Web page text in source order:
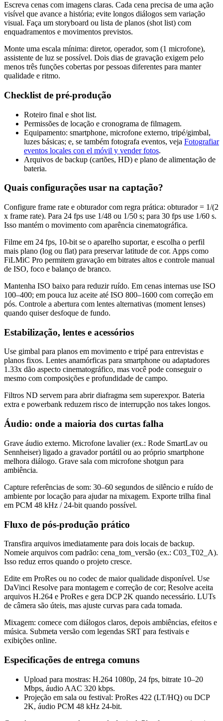
Escreva cenas com imagens claras. Cada cena precisa de uma ação
visível que avance a história; evite longos diálogos sem variação
visual. Faça um storyboard ou lista de planos (shot list) com
enquadramentos e movimentos previstos.
Monte uma escala mínima: diretor, operador, som (1 microfone),
assistente de luz se possível. Dois dias de gravação exigem pelo
menos três funções cobertas por pessoas diferentes para manter
qualidade e ritmo.
Checklist de pré-produção
Roteiro final e shot list.
Permissões de locação e cronograma de filmagem.
Equipamento: smartphone, microfone externo, tripé/gimbal,
luzes básicas; e, se também fotografa eventos, veja Fotografiar
eventos locales con el móvil y vender fotos.
Arquivos de backup (cartões, HD) e plano de alimentação de
bateria.
Quais configurações usar na captação?
Configure frame rate e obturador com regra prática: obturador = 1/(2
x frame rate). Para 24 fps use 1/48 ou 1/50 s; para 30 fps use 1/60 s.
Isso mantém o movimento com aparência cinematográfica.
Filme em 24 fps, 10-bit se o aparelho suportar, e escolha o perfil
mais plano (log ou flat) para preservar latitude de cor. Apps como
FiLMiC Pro permitem gravação em bitrates altos e controle manual
de ISO, foco e balanço de branco.
Mantenha ISO baixo para reduzir ruído. Em cenas internas use ISO
100–400; em pouca luz aceite até ISO 800–1600 com correção em
pós. Controle a abertura com lentes alternativas (moment lenses)
quando quiser desfoque de fundo.
Estabilização, lentes e acessórios
Use gimbal para planos em movimento e tripé para entrevistas e
planos fixos. Lentes anamórficas para smartphone ou adaptadores
1.33x dão aspecto cinematográfico, mas você pode conseguir o
mesmo com composições e profundidade de campo.
Filtros ND servem para abrir diafragma sem superexpor. Bateria
extra e powerbank reduzem risco de interrupção nos takes longos.
Áudio: onde a maioria dos curtas falha
Grave áudio externo. Microfone lavalier (ex.: Rode SmartLav ou
Sennheiser) ligado a gravador portátil ou ao próprio smartphone
melhora diálogo. Grave sala com microfone shotgun para
ambiência.
Capture referências de som: 30–60 segundos de silêncio e ruído de
ambiente por locação para ajudar na mixagem. Exporte trilha final
em PCM 48 kHz / 24-bit quando possível.
Fluxo de pós-produção prático
Transfira arquivos imediatamente para dois locais de backup.
Nomeie arquivos com padrão: cena_tom_versão (ex.: C03_T02_A).
Isso reduz erros quando o projeto cresce.
Edite em ProRes ou no codec de maior qualidade disponível. Use
DaVinci Resolve para montagem e correção de cor; Resolve aceita
arquivos H.264 e ProRes e gera DCP 2K quando necessário. LUTs
de câmera são úteis, mas ajuste curvas para cada tomada.
Mixagem: comece com diálogos claros, depois ambiências, efeitos e
música. Submeta versão com legendas SRT para festivais e
exibições online.
Especificações de entrega comuns
Upload para mostras: H.264 1080p, 24 fps, bitrate 10–20
Mbps, áudio AAC 320 kbps.
Projeção em sala ou festival: ProRes 422 (LT/HQ) ou DCP
2K, áudio PCM 48 kHz 24-bit.